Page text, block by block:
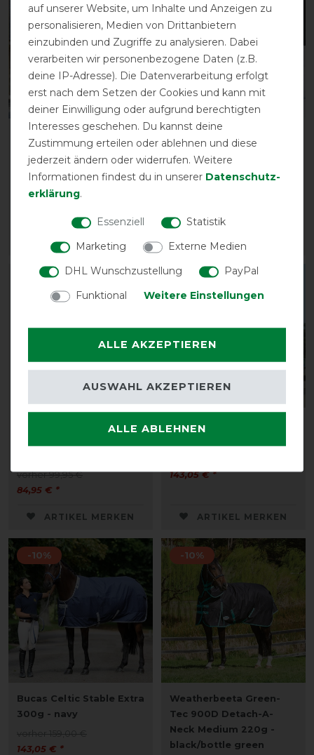
Weatherbeeta Fleece
Cooler Standard
Abschwitzdecke - dark
blue/grey/white
vorher 85,00 €
ARTIKEL MERKEN
Flexible Pro 250g - silver
pine (schwarz)
ARTIKEL MERKEN
-15%
EQuest Halifax Turnout
vorher 99,95 €
84,95 € *
ARTIKEL MERKEN
-10%
Bucas Celtic Stable Extra
143,05 € *
ARTIKEL MERKEN
-10%
Bucas Celtic Stable Extra
300g - navy
143,05 € *
-10%
Weatherbeeta Green-
Tec 900D Detach-A-
Neck Medium 220g -
black/bottle green
auf unserer Website, um Inhalte und Anzeigen zu
personalisieren, Medien von Drittanbietern
einzubinden und Zugriffe zu analysieren. Dabei
verarbeiten wir personenbezogene Daten (z.B.
deine IP-Adresse). Die Datenverarbeitung erfolgt
erst nach dem Setzen der Cookies und kann mit
deiner Einwilligung oder aufgrund berechtigten
Interesses geschehen. Du kannst deine
Zustimmung erteilen oder ablehnen und diese
jederzeit ändern oder widerrufen. Weitere
Informationen findest du in unserer Daten­schutz­
erklärung.
Essenziell
Statistik
Marketing
Externe Medien
DHL Wunschzustellung
PayPal
Funktional
Weitere Einstellungen
ALLE AKZEPTIEREN
ALLE ABLEHNEN
AUSWAHL AKZEPTIEREN